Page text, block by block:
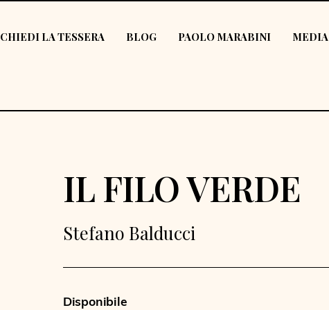
CHIEDI LA TESSERA BLOG PAOLO MARABINI MEDIA
IL FILO VERDE
Stefano Balducci
Disponibile